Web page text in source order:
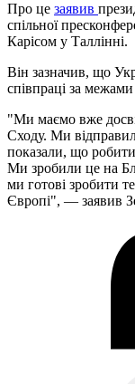
Про це заявив
спільної
Карісом у Таллінні.
Він зазначив, що
співпраці за
"Ми маємо вже
Сходу. Ми
показали, що
Ми зробили це на
ми готові зробити
Європі", — заявив